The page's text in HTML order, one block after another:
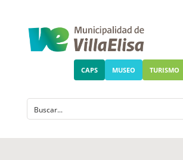
CAPS MUSEO TURISMO